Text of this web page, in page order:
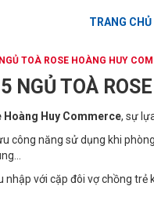
TRANG CHỦ
TOÀ ROSE HOÀNG HUY
NGỦ TOÀ
Hoàng Huy Commerce, sự
công năng sử dụng khi
nhập với cặp đôi vợ chồng